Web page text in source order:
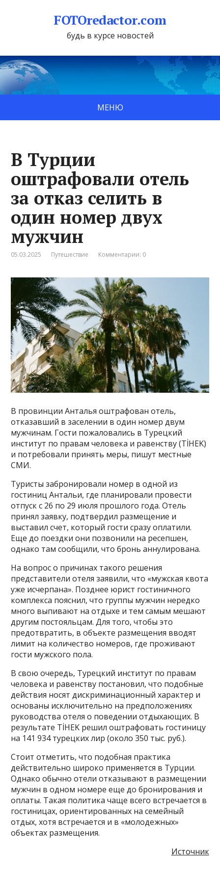
FOTOredactor.com
будь в курсе новостей
МЕНЮ
В Турции
оштрафовали отель
за отказ селить в
один номер двух
мужчин
05.03.2025 Путешествие Комментарии: 0
В провинции Анталья оштрафован отель,
отказавший в заселении в один номер двум
мужчинам. Гости пожаловались в Турецкий
институт по правам человека и равенству (TİHEK)
и потребовали принять меры, пишут местные
СМИ.
Туристы забронировали номер в одной из
гостиниц Антальи, где планировали провести
отпуск с 26 по 29 июля прошлого года. Отель
принял заявку, подтвердил размещение и
выставил счет, который гости сразу оплатили.
Еще до поездки они позвонили на ресепшен,
однако там сообщили, что бронь аннулирована.
На вопрос о причинах такого решения
представители отеля заявили, что «мужская квота
уже исчерпана». Позднее юрист гостиничного
комплекса пояснил, что группы мужчин нередко
много выпивают на отдыхе и тем самым мешают
другим постояльцам. Для того, чтобы это
предотвратить, в объекте размещения вводят
лимит на количество номеров, где проживают
гости мужского пола.
В свою очередь, Турецкий институт по правам
человека и равенству постановил, что подобные
действия носят дискриминационный характер и
основаны исключительно на предположениях
руководства отеля о поведении отдыхающих. В
результате TİHEK решил оштрафовать гостиницу
на 141 934 турецких лир (около 350 тыс. руб.).
Стоит отметить, что подобная практика
действительно широко применяется в Турции.
Однако обычно отели отказывают в размещении
мужчин в одном номере еще до бронирования и
оплаты. Такая политика чаще всего встречается в
гостиницах, ориентированных на семейный
отдых, хотя встречается и в «молодежных»
объектах размещения.
Источник